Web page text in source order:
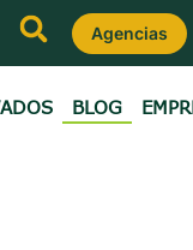
Agencias
BLOG